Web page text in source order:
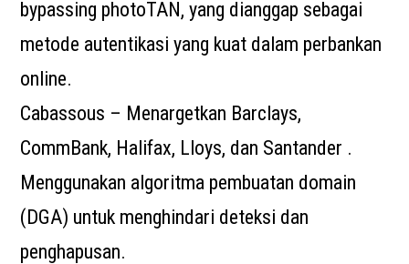
bypassing photoTAN, yang dianggap sebagai
metode autentikasi yang kuat dalam perbankan
online.
Cabassous – Menargetkan Barclays,
CommBank, Halifax, Lloys, dan Santander .
Menggunakan algoritma pembuatan domain
(DGA) untuk menghindari deteksi dan
penghapusan.